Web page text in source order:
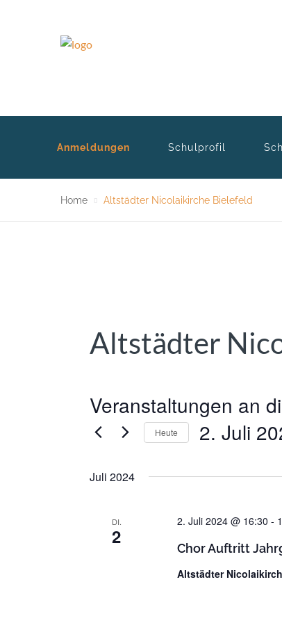
Anmeldungen Schulprofil
Home Altstädter Nicolaikirche Bielefeld
Altstädter
Veranstaltungen an
Heute 2. Juli
m
h
Juli 2024
DI.
2
Chor Auftritt
2. Juli 2024 @ 16:30 -
Altstädter